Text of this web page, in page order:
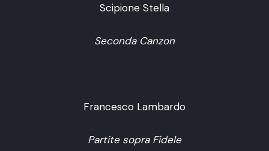
Scipione Stella
Seconda Canzon
Francesco Lambardo
Partite sopra Fidele